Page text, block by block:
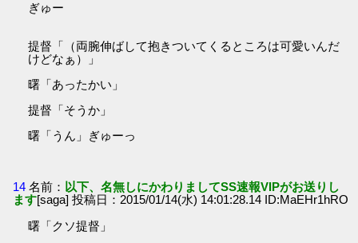
ぎゅー
提督「（両腕伸ばして抱きついてくるところは可愛いんだ
けどなぁ）」
曙「あったかい」
提督「そうか」
曙「うん」ぎゅーっ
14 名前： 以下、名無しにかわりましてSS速報VIPがお送りし
ます[saga] 投稿日：2015/01/14(水) 14:01:28.14 ID:MaEHr1hRO
曙「クソ提督」